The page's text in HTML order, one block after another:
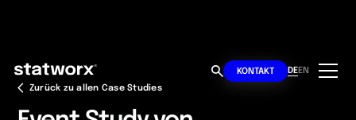
KONTAKT DEEN
Zurück zu allen Case Studies